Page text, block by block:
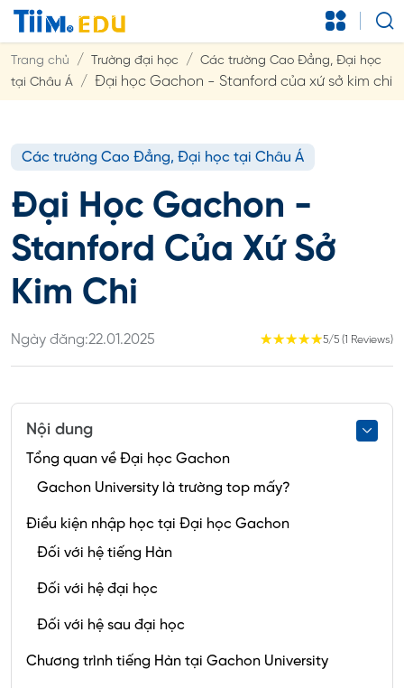
Trang chủ Trường đại học
Các trường Cao Đẳng, Đại học
tại Châu Á
Đại học Gachon - Stanford của xứ sở kim chi
Các trường Cao Đẳng, Đại học tại Châu Á
Đại Học Gachon -
Stanford Của Xứ Sở
Kim Chi
Ngày đăng:22.01.2025 ☆
☆
☆
☆
☆ 5/5 (1 Reviews)
Nội dung
Tổng quan về Đại học Gachon
Gachon University là trường top mấy?
Điều kiện nhập học tại Đại học Gachon
Đối với hệ tiếng Hàn
Đối với hệ đại học
Đối với hệ sau đại học
Chương trình tiếng Hàn tại Gachon University